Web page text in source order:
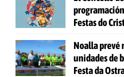
Festas do
Noalla prevé
unidades de
Festa da